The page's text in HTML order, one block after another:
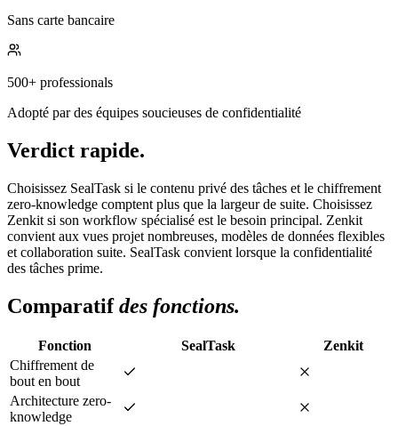
Sans carte bancaire
500+ professionals
Adopté par des équipes soucieuses de confidentialité
Verdict rapide.
Choisissez SealTask si le contenu privé des tâches et le chiffrement
zero-knowledge comptent plus que la largeur de suite. Choisissez
Zenkit si son workflow spécialisé est le besoin principal. Zenkit
convient aux vues projet nombreuses, modèles de données flexibles
et collaboration suite. SealTask convient lorsque la confidentialité
des tâches prime.
Comparatifdes fonctions.
Fonction SealTask
Zenkit
Chiffrement de
bout en bout
Architecture zero-
knowledge